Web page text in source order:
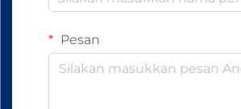
Pesan